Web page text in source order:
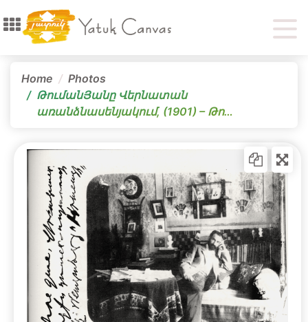
Home
Photos
ԹումանՅանը Վերնատան
առանձնասենյակում, (1901) – Թո…